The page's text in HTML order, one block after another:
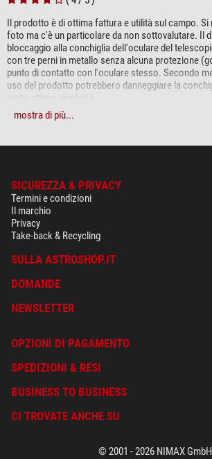
+ Mostra più accessori in questa categoria: 3
Cura & Pulizia > Altro (2)
Omegon Panno in
20cm x 20cm
*Tutti i prezzi includono IVA e costi di spedizione.
Il prodotto è di ottima fattura e utilità sul campo.
foto ma c'è un particolare da non sottovalutare. Il
bloccaggio alla conchiglia dell'oculare del
con tre perni in metallo senza alcuna protezione
punto di contatto con l'oculare stesso. Secondo
uso del prodotto potrebbero danneggiare la
resto ottimo prodotto
Scrivi la tua recensione:
Avete domande specifiche sul vostro ordine o
Contattate il nostro servizio clienti!
Aggiungi la tua recensione.
mostra di più...
SICUREZZA & PRIVACY
Termini e condizioni
Il marchio
Privacy
Take-back & Recycling
SULLA ASTROSHOP.IT
DOMANDE
NEWSLETTER
OPZIONI DI PAGAMENTO
SPEDIZIONI & RESI
BUSINESS TO BUSINESS
CI TROVATE ANCHE SU
© 2001 - 2026 NIMAX GmbH